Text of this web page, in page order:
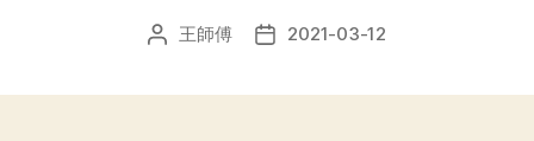
文 王師傅
发 2021-03-12